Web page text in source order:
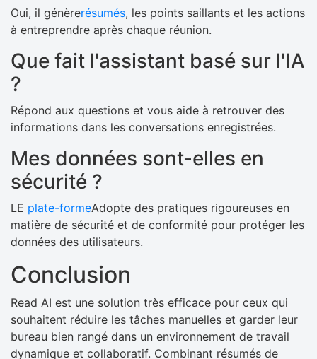
Oui, il génèrerésumés, les points saillants et les actions
à entreprendre après chaque réunion.
Que fait l'assistant basé sur l'IA
?
Répond aux questions et vous aide à retrouver des
informations dans les conversations enregistrées.
Mes données sont-elles en
sécurité ?
LE plate-formeAdopte des pratiques rigoureuses en
matière de sécurité et de conformité pour protéger les
données des utilisateurs.
Conclusion
Read AI est une solution très efficace pour ceux qui
souhaitent réduire les tâches manuelles et garder leur
bureau bien rangé dans un environnement de travail
dynamique et collaboratif. Combinant résumés de